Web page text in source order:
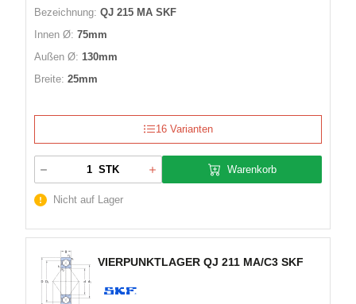
Bezeichnung: QJ 215 MA SKF
Innen Ø: 75mm
Außen Ø: 130mm
Breite: 25mm
16 Varianten
STK Warenkorb
Nicht auf Lager
VIERPUNKTLAGER QJ 211 MA/C3 SKF